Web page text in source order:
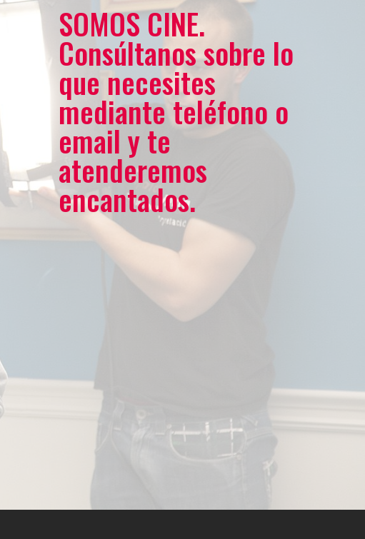
SOMOS CINE.
Consúltanos sobre lo
que necesites
mediante teléfono o
email y te
atenderemos
encantados.